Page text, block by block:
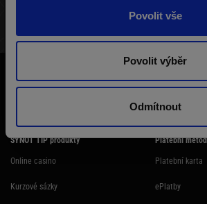
Povolit vše
Povolit výběr
Odmítnout
na hazardní hře může vzniknout závislost!
SYNOT TIP produkty
Online casino
Kurzové sázky
Platební
Platební karta
ePlatby